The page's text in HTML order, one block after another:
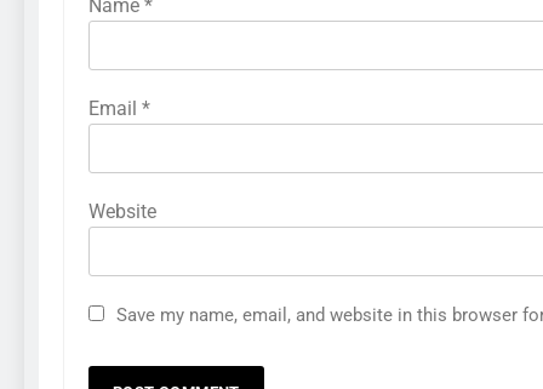
Name *
Email *
Website
Save my name, email, and website in this browser